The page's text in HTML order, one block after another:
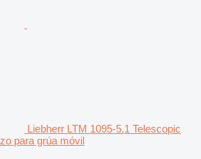
Liebherr LTM 1095-5.1 Telescopic
para grúa móvil